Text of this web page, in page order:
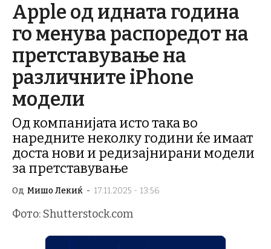
Apple од идната година
го менува распоредот на
претставување на
различните iPhone
модели
Од компанијата исто така во
наредните неколку години ќе имаат
доста нови и редизајнирани модели
за претставување
Од Мишо Лекиќ - 17.11.2025 - 13:56
Фото: Shutterstock.com